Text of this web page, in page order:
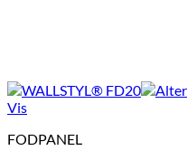
Vis
FODPANEL